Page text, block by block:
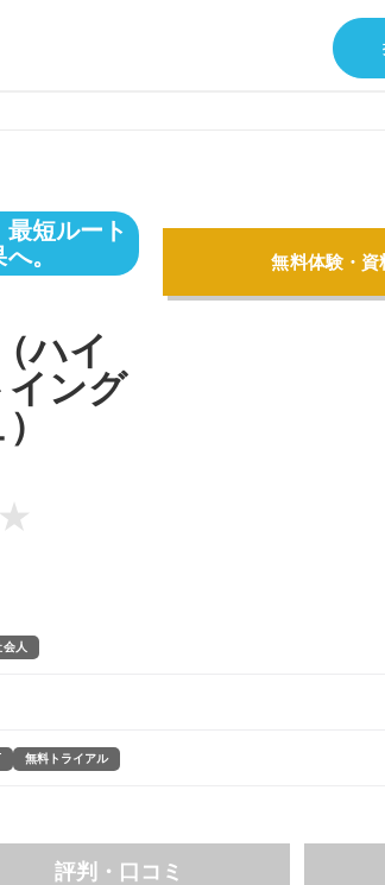
短ルート
。
ハイ
イング
無料体験・資
会人
無料トライアル
評判・口コミ